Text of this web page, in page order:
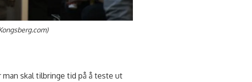
skal tilbringe tid på å teste ut